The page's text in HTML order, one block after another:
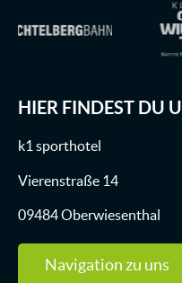
HIER FINDEST DU
k1 sporthotel
Vierenstraße 14
09484 Oberwiesenthal
Navigation zu uns